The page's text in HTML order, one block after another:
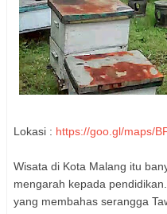
Lokasi : https://goo.gl/maps/
Wisata di Kota Malang itu
mengarah kepada
yang membahas serangga